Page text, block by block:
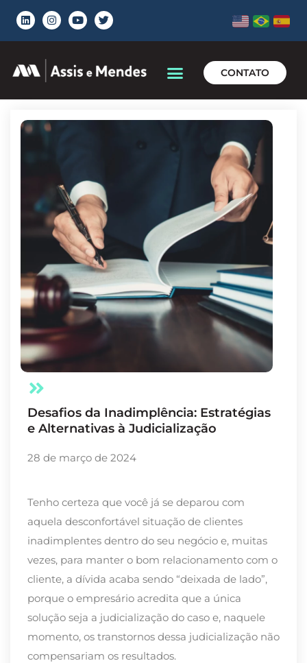
CONTATO
Desafios da Inadimplência: Estratégias
e Alternativas à Judicialização
28 de março de 2024
Tenho certeza que você já se deparou com
aquela desconfortável situação de clientes
inadimplentes dentro do seu negócio e, muitas
vezes, para manter o bom relacionamento com o
cliente, a dívida acaba sendo “deixada de lado”,
porque o empresário acredita que a única
solução seja a judicialização do caso e, naquele
momento, os transtornos dessa judicialização não
compensariam os resultados.